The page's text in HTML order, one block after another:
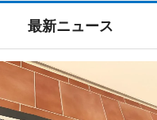
最新ニュース